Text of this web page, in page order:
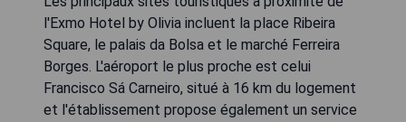
l'Exmo Hotel by Olivia incluent la place Ribeira
Square, le palais da Bolsa et le marché Ferreira
Borges. L'aéroport le plus proche est celui
Francisco Sá Carneiro, situé à 16 km du logement
et l'établissement propose également un service